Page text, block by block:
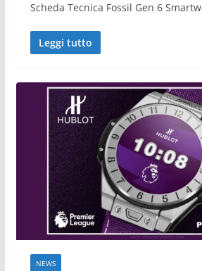
Scheda Tecnica Fossil Gen 6
Leggi tutto
NEWS